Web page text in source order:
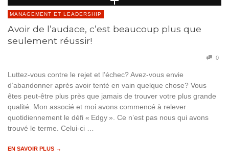
MANAGEMENT ET LEADERSHIP
Avoir de l’audace, c’est beaucoup plus que
seulement réussir!
0
Luttez-vous contre le rejet et l’échec? Avez-vous envie
d’abandonner après avoir tenté en vain quelque chose? Vous
êtes peut-être plus près que jamais de trouver votre plus grande
qualité. Mon associé et moi avons commencé à relever
quotidiennement le défi « Edgy ». Ce n’est pas nous qui avons
trouvé le terme. Celui-ci …
EN SAVOIR PLUS →